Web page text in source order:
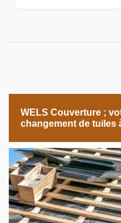
WELS Couverture ;
changement de tuiles